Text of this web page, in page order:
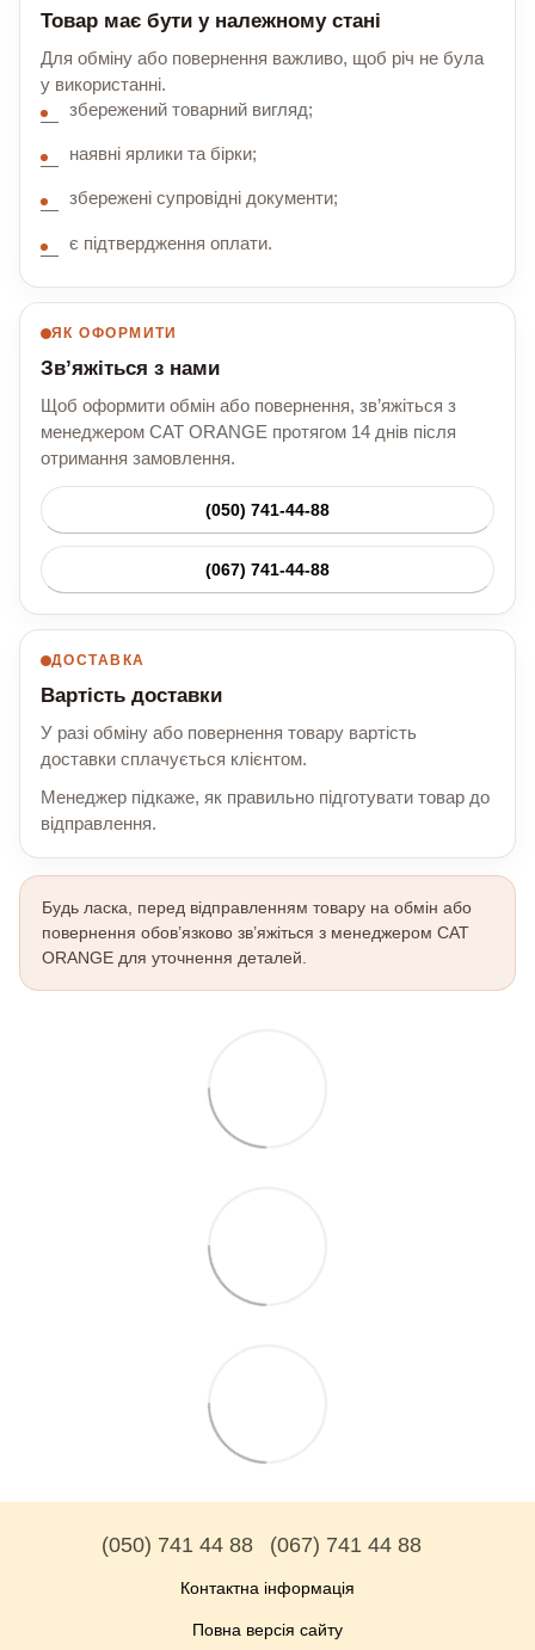
Товар має бути у належному стані
Для обміну або повернення важливо, щоб річ не була
у використанні.
збережений товарний вигляд;
наявні ярлики та бірки;
збережені супровідні документи;
є підтвердження оплати.
ЯК ОФОРМИТИ
Зв’яжіться з нами
Щоб оформити обмін або повернення, зв’яжіться з
менеджером CAT ORANGE протягом 14 днів після
отримання замовлення.
(050) 741-44-88
(067) 741-44-88
ДОСТАВКА
Вартість доставки
У разі обміну або повернення товару вартість
доставки сплачується клієнтом.
Менеджер підкаже, як правильно підготувати товар до
відправлення.
Будь ласка, перед відправленням товару на обмін або
повернення обов’язково зв’яжіться з менеджером CAT
ORANGE для уточнення деталей.
(050) 741 44 88 (067) 741 44 88
Контактна інформація
Повна версія сайту